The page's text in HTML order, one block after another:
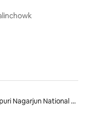
Shivapuri Nagarjun National Park